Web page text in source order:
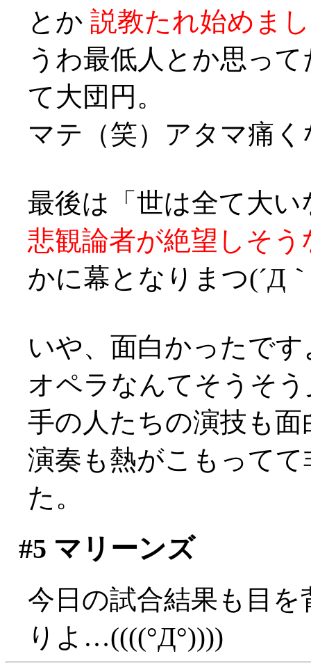
とか 説教たれ始めま
うわ最低人とか思っ
て大団円。
マテ（笑）アタマ痛
最後は「世は全て大
悲観論者が絶望しそう
かに幕となりまつ(´Д
いや、面白かったです
オペラなんてそうそ
手の人たちの演技も
演奏も熱がこもって
た。
#5 マリーンズ
今日の試合結果も目
りよ…((((°Д°))))